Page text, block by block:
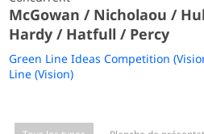
McGowan / Nicholaou /
Hardy / Hatfull / Percy
Green Line Ideas Competition
Line (Vision)